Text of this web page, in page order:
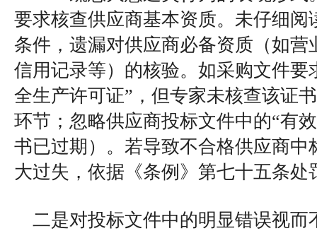
要求核查供应商基本资质。未仔细阅
条件，遗漏对供应商必备资质（如营
信用记录等）的核验。如采购文件要
全生产许可证”，但专家未核查该证
环节；忽略供应商投标文件中的“有
书已过期）。若导致不合格供应商中
大过失，依据《条例》第七十五条处
二是对投标文件中的明显错误视而